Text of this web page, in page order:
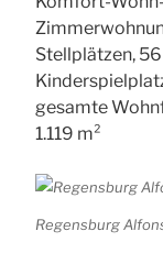
Stellplätzen,
gesamte
1.119 m²
Regensburg